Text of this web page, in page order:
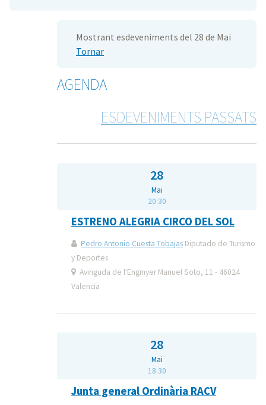
Mostrant esdeveniments del 28 de Mai
Tornar
AGENDA
ESDEVENIMENTS PASSATS
28
Mai
20:30
ESTRENO ALEGRIA CIRCO DEL SOL
Pedro Antonio Cuesta Tobajas Diputado de Turismo
y Deportes
Avinguda de l'Enginyer Manuel Soto, 11 - 46024
Valencia
28
Mai
18:30
Junta general Ordinària RACV